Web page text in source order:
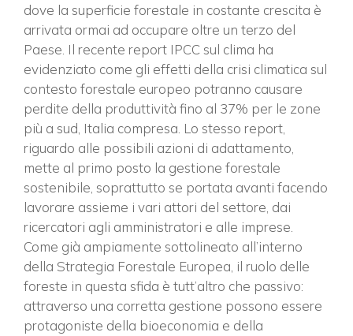
dove la superficie forestale in costante crescita è
arrivata ormai ad occupare oltre un terzo del
Paese. Il recente report IPCC sul clima ha
evidenziato come gli effetti della crisi climatica sul
contesto forestale europeo potranno causare
perdite della produttività fino al 37% per le zone
più a sud, Italia compresa. Lo stesso report,
riguardo alle possibili azioni di adattamento,
mette al primo posto la gestione forestale
sostenibile, soprattutto se portata avanti facendo
lavorare assieme i vari attori del settore, dai
ricercatori agli amministratori e alle imprese.
Come già ampiamente sottolineato all’interno
della Strategia Forestale Europea, il ruolo delle
foreste in questa sfida è tutt’altro che passivo:
attraverso una corretta gestione possono essere
protagoniste della bioeconomia e della